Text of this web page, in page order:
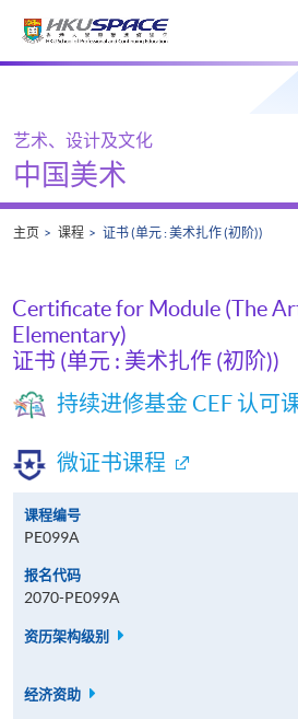
Main
艺术、设计及文化
中国美术
主页 课程 证书 (单元 : 美术扎作 (初阶))
Certificate for Module (The
Elementary)
证书 (单元 : 美术扎作 (初阶))
持续进修基金 CEF 认可
微证书课程
课程编号
PE099A
报名代码
2070-PE099A
资历架构级别
经济资助